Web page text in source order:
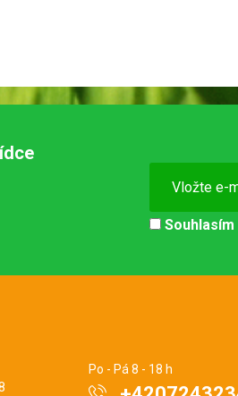
Souhlasím
Po - Pá 8 - 18 h